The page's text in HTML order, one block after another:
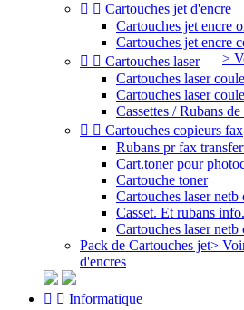
  Cartouches jet d'encre
Cartouches jet encre
Cartouches jet encre
>
  Cartouches laser
Cartouches laser
Cartouches laser
Cassettes / Rubans
  Cartouches copieurs fax
Rubans pr fax
Cart.toner pour
Cartouche toner
Cartouches laser netb
Casset. Et rubans
Cartouches laser netb
>
Pack de Cartouches jet
d'encres
  Informatique